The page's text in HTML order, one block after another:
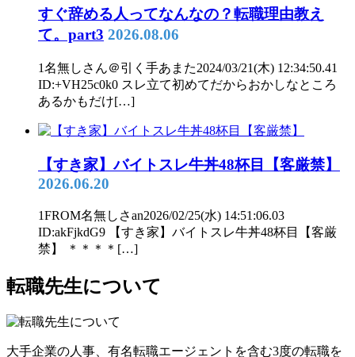
すぐ辞める人ってなんなの？転職理由教え
て。part3 2026.08.06
1名無しさん＠引く手あまた2024/03/21(木) 12:34:50.41
ID:+VH25c0k0 スレ立て初めてだからおかしなところ
あるかもだけ[…]
【すき家】バイトスレ牛丼48杯目【客厳禁】
2026.06.20
1FROM名無しさan2026/02/25(水) 14:51:06.03
ID:akFjkdG9 【すき家】バイトスレ牛丼48杯目【客厳
禁】 ＊＊＊＊[…]
転職先生について
大手企業の人事、有名転職エージェントを含む3度の転職を